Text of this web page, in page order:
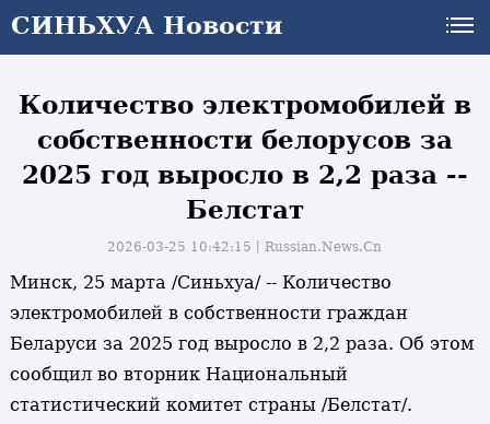
СИНЬХУА Новости
СИНЬХУА Новости
Количество электромобилей в
собственности белорусов за
2025 год выросло в 2,2 раза --
Белстат
2026-03-25 10:42:15丨Russian.News.Cn
Минск, 25 марта /Синьхуа/ -- Количество
электромобилей в собственности граждан
Беларуси за 2025 год выросло в 2,2 раза. Об этом
сообщил во вторник Национальный
статистический комитет страны /Белстат/.